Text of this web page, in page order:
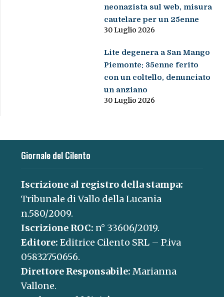
neonazista sul web, misura
cautelare per un 25enne
30 Luglio 2026
Lite degenera a San Mango
Piemonte: 35enne ferito
con un coltello, denunciato
un anziano
30 Luglio 2026
Giornale del Cilento
Iscrizione al registro della stampa:
Tribunale di Vallo della Lucania
n.580/2009.
Iscrizione ROC: n° 33606/2019.
Editore: Editrice Cilento SRL – P.iva
05832750656.
Direttore Responsabile: Marianna
Vallone.